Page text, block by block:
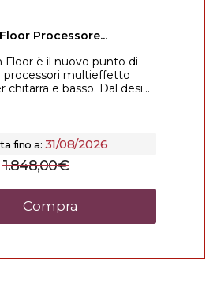
Processore...
Floor è il nuovo punto di
processori multieffetto
chitarra e basso. Dal desi...
fino a: 31/08/2026
€
1.848,00
Compra